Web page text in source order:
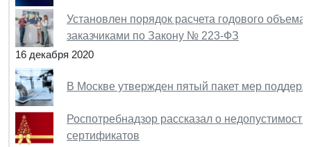
Установлен порядок расчета годового
заказчиками по Закону № 223-ФЗ
16 декабря 2020
В Москве утвержден пятый пакет мер
Роспотребнадзор рассказал о
сертификатов